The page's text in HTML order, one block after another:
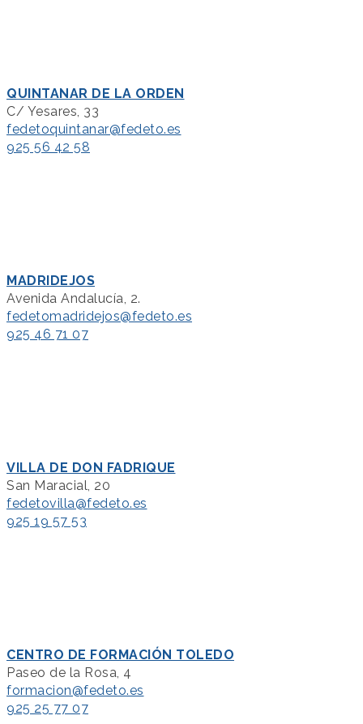
QUINTANAR DE LA ORDEN
C/ Yesares, 33
fedetoquintanar@fedeto.es
925 56 42 58
MADRIDEJOS
Avenida Andalucía, 2.
fedetomadridejos@fedeto.es
925 46 71 07
VILLA DE DON FADRIQUE
San Maracial, 20
fedetovilla@fedeto.es
925 19 57 53
CENTRO DE FORMACIÓN TOLEDO
Paseo de la Rosa, 4
formacion@fedeto.es
925 25 77 07